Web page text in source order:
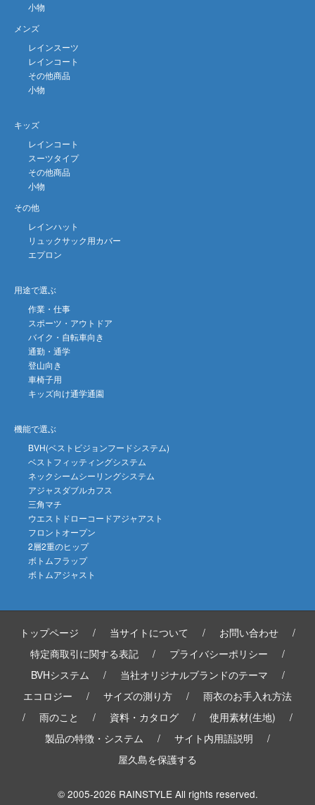
小物
メンズ
レインスーツ
レインコート
その他商品
小物
キッズ
レインコート
スーツタイプ
その他商品
小物
その他
レインハット
リュックサック用カバー
エプロン
用途で選ぶ
作業・仕事
スポーツ・アウトドア
バイク・自転車向き
通勤・通学
登山向き
車椅子用
キッズ向け通学通園
機能で選ぶ
BVH(ベストビジョンフードシステム)
ベストフィッティングシステム
ネックシームシーリングシステム
アジャスダブルカフス
三角マチ
ウエストドローコードアジャアスト
フロントオープン
2層2重のヒップ
ボトムフラップ
ボトムアジャスト
トップページ / 当サイトについて / お問い合わせ
/
特定商取引に関する表記
/ プライバシーポリシー
/
BVHシステム
/ 当社オリジナルブランドのテーマ
/
エコロジー
/ サイズの測り方 /
雨衣のお手入れ方法
/
雨のこと / 資料・カタログ / 使用素材(生地)
/
製品の特徴・システム
/ サイト内用語説明
/
屋久島を保護する
© 2005-2026 RAINSTYLE All rights reserved.